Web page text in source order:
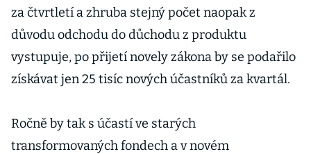
za čtvrtletí a zhruba stejný počet naopak z
důvodu odchodu do důchodu z produktu
vystupuje, po přijetí novely zákona by se podařilo
získávat jen 25 tisíc nových účastníků za kvartál.
Ročně by tak s účastí ve starých
transformovaných fondech a v novém